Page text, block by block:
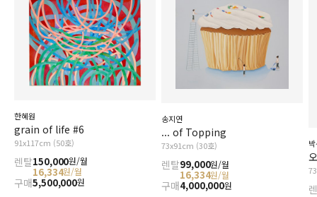
한혜원
grain of life #6
91x117cm (50호)
렌탈150,000원/월
16,334원/월
구매5,500,000원
송지연
... of Topping
73x91cm (30호)
렌탈99,000원/월
16,334원/월
구매4,000,000원